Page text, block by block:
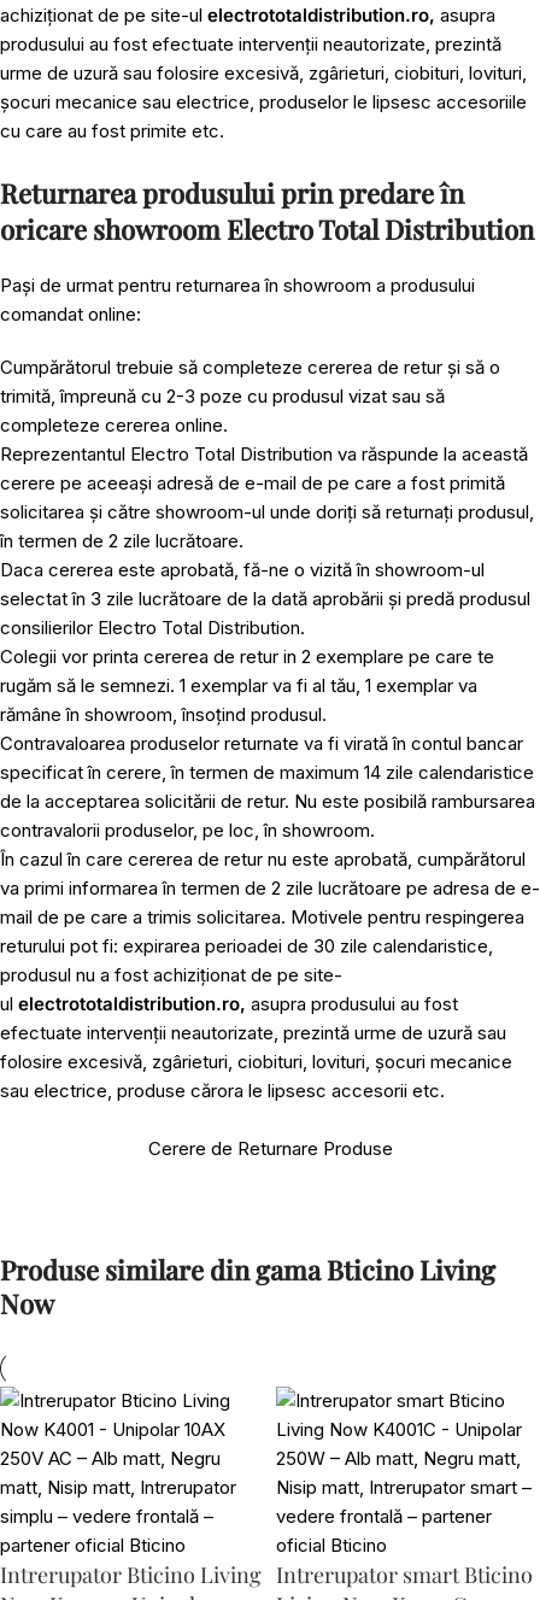
achiziționat de pe site-ul electrototaldistribution.ro, asupra
produsului au fost efectuate intervenții neautorizate, prezintă
urme de uzură sau folosire excesivă, zgârieturi, ciobituri, lovituri,
șocuri mecanice sau electrice, produselor le lipsesc accesoriile
cu care au fost primite etc.
Returnarea produsului prin predare în
oricare showroom Electro Total Distribution
Pași de urmat pentru returnarea în showroom a produsului
comandat online:
Cumpărătorul trebuie să completeze cererea de retur și să o
trimită, împreună cu 2-3 poze cu produsul vizat sau să
completeze cererea online.
Reprezentantul Electro Total Distribution va răspunde la această
cerere pe aceeași adresă de e-mail de pe care a fost primită
solicitarea și către showroom-ul unde doriți să returnați produsul,
în termen de 2 zile lucrătoare.
Daca cererea este aprobată, fă-ne o vizită în showroom-ul
selectat în 3 zile lucrătoare de la dată aprobării și predă produsul
consilierilor Electro Total Distribution.
Colegii vor printa cererea de retur in 2 exemplare pe care te
rugăm să le semnezi. 1 exemplar va fi al tău, 1 exemplar va
rămâne în showroom, însoțind produsul.
Contravaloarea produselor returnate va fi virată în contul bancar
specificat în cerere, în termen de maximum 14 zile calendaristice
de la acceptarea solicitării de retur. Nu este posibilă rambursarea
contravalorii produselor, pe loc, în showroom.
În cazul în care cererea de retur nu este aprobată, cumpărătorul
va primi informarea în termen de 2 zile lucrătoare pe adresa de e-
mail de pe care a trimis solicitarea. Motivele pentru respingerea
returului pot fi: expirarea perioadei de 30 zile calendaristice,
produsul nu a fost achiziționat de pe site-
ul electrototaldistribution.ro, asupra produsului au fost
efectuate intervenții neautorizate, prezintă urme de uzură sau
folosire excesivă, zgârieturi, ciobituri, lovituri, șocuri mecanice
sau electrice, produse cărora le lipsesc accesorii etc.
Cerere de Returnare Produse
Produse similare din gama Bticino Living
Now
Intrerupator Bticino Living Intrerupator smart Bticino